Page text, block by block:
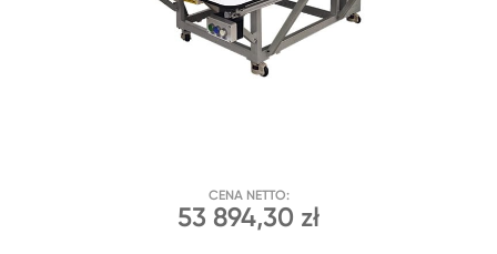
CENA NETTO:
53 894,30 zł